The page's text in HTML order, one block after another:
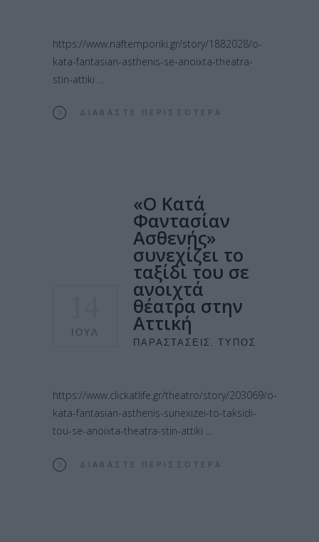
https://www.naftemporiki.gr/story/1882028/o-
kata-fantasian-asthenis-se-anoixta-theatra-
stin-attiki
ΔΙΑΒΆΣΤΕ ΠΕΡΙΣΣΌΤΕΡΑ
ΙΟΎΛ
«Ο Κατά
Φαντασίαν
Ασθενής»
συνεχίζει το
ταξίδι του σε
ανοιχτά
θέατρα στην
Αττική
ΠΑΡΑΣΤΆΣΕΙΣ,ΤΎΠΟΣ
https://www.clickatlife.gr/theatro/story/203069/o-
kata-fantasian-asthenis-sunexizei-to-taksidi-
tou-se-anoixta-theatra-stin-attiki
ΔΙΑΒΆΣΤΕ ΠΕΡΙΣΣΌΤΕΡΑ